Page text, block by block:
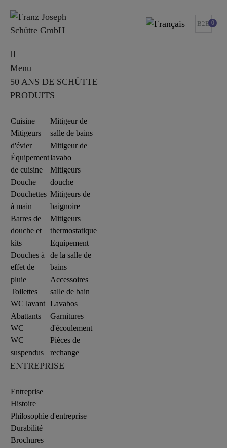
B2B 0
Menu
50 ANS DE SCHÜTTE
PRODUITS
Cuisine
Mitigeurs
d'évier
Équipement
de cuisine
Douche
Douchettes
à main
Barres de
douche et
kits
Douches à
effet de
pluie
Toilettes
WC lavant
Abattants
WC
WC
suspendus
Mitigeur de
salle de bains
Mitigeur de
lavabo
Mitigeurs
douche
Mitigeurs de
baignoire
Mitigeurs
thermostatique
Equipement
de la salle de
bains
Accessoires
salle de bain
Lavabos
Garnitures
d'écoulement
Pièces de
rechange
ENTREPRISE
Entreprise
Histoire
Philosophie d'entreprise
Durabilité
Brochures